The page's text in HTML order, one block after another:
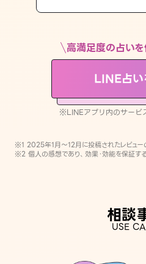
LINE占いを開く
※LINEアプリ内のサービスページへ遷移します
高満足度の占いを
LINE占い
※LINEアプリ内のサービ
※1 2025年1月〜12月に投稿されたレビュー
※2 個人の感想であり、効果・効能を保証す
相談
USE